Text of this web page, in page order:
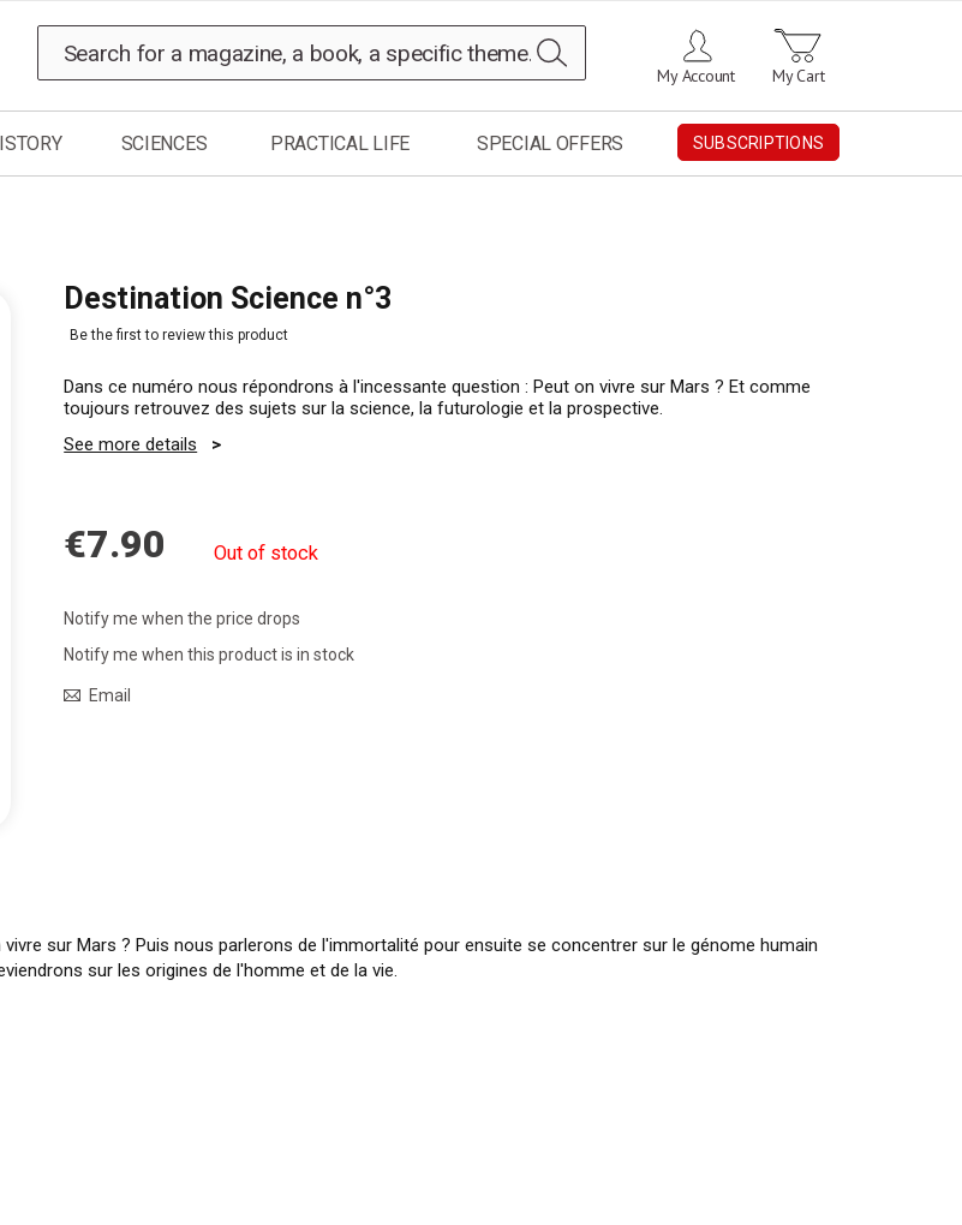
My Cart
My Account
SCIENCES PRACTICAL LIFE SPECIAL OFFERS SUBSCRIPTIONS
Destination Science n°3
Be the first to review this product
Dans ce numéro nous répondrons à l'incessante question : Peut on vivre sur Mars ? Et comme
toujours retrouvez des sujets sur la science, la futurologie et la prospective.
See more details
€7.90 Out of stock
Notify me when the price drops
Notify me when this product is in stock
Email
sur Mars ? Puis nous parlerons de l'immortalité pour ensuite se concentrer sur le génome humain
sur les origines de l'homme et de la vie.